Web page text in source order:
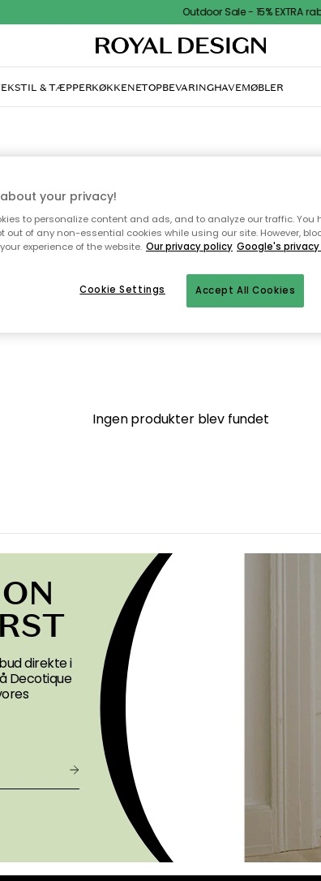
Outdoor Sale - 15% EXTRA rabat
& TÆPPERKØKKENETOPBEVARINGHAVEMØBLER
SWAROVSKI
fra det verdensberømde design- og mode virksomhed
halsbånd, armbånd og øreringe i bedste kvalitet og
Alle varemærker
Ingen produkter blev fundet
direkte i
Decotique
your privacy!
to personalize content and ads, and to analyze our traffic. You
out of any non-essential cookies while using our site. However,
experience of the website. Our privacy policy Google's
Accept All Cookies
Cookie Settings